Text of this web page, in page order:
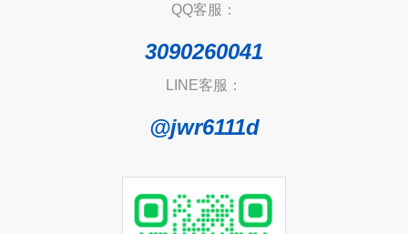
QQ客服：
3090260041
LINE客服：
@jwr6111d